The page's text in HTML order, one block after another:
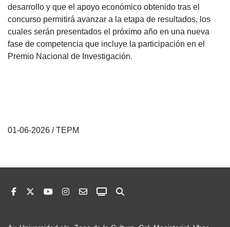
desarrollo y que el apoyo económico obtenido tras el
concurso permitirá avanzar a la etapa de resultados, los
cuales serán presentados el próximo año en una nueva
fase de competencia que incluye la participación en el
Premio Nacional de Investigación.
01-06-2026 / TEPM